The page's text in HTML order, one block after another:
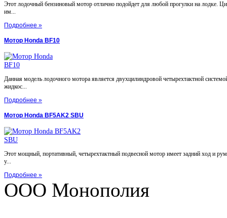
Этот лодочный бензиновый мотор отлично подойдет для любой прогулки на лодке.
им...
Подробнее »
Мотор Honda BF10
Данная модель лодочного мотора является двухцилиндровой четырехтактной
жидкос...
Подробнее »
Мотор Honda BF5AK2 SBU
Этот мощный, портативный, четырехтактный подвесной мотор имеет задний ход и
у...
Подробнее »
ООО Монополия